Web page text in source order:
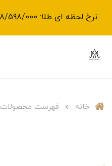
نرخ لحظه ای طلا: 18/598/000 تومان
خانه فهرست محصولات